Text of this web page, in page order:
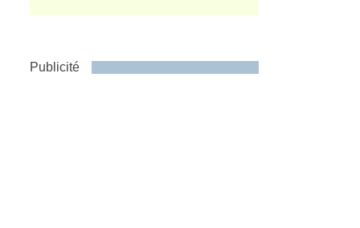
Publicité